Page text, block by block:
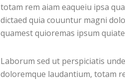
totam rem aiam eaqueiu ipsa
dictaed quia couuntur magni
quamest quioremas ipsum
Laborum sed ut perspiciatis
doloremque laudantium, totam